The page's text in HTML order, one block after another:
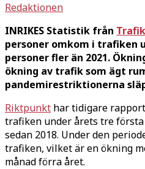
Redaktionen
INRIKES Statistik från
personer omkom i trafiken
personer fler än 2021.
ökning av trafik som ägt
pandemirestriktionerna
Riktpunkt har tidigare
trafiken under årets tre
sedan 2018. Under den
trafiken, vilket är en ökning
månad förra året.